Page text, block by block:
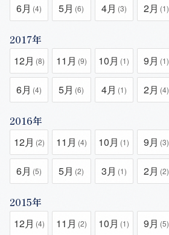
6月 (4) 5月 (6) 4月 (3) 2月 (1)
2017年
12月 (8) 11月 (9) 10月 (1) 9月 (1)
6月 (4) 5月 (6) 4月 (1) 2月 (4)
2016年
12月 (2) 11月 (4) 10月 (1) 9月 (3)
6月 (5) 5月 (2) 3月 (1) 2月 (2)
2015年
12月 (4) 11月 (2) 10月 (1) 9月 (5)